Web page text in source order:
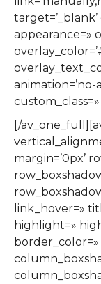
appearance=»
animation=’no-
[/
margin=’0px’
link_hover=»
highlight=»
border_color=»